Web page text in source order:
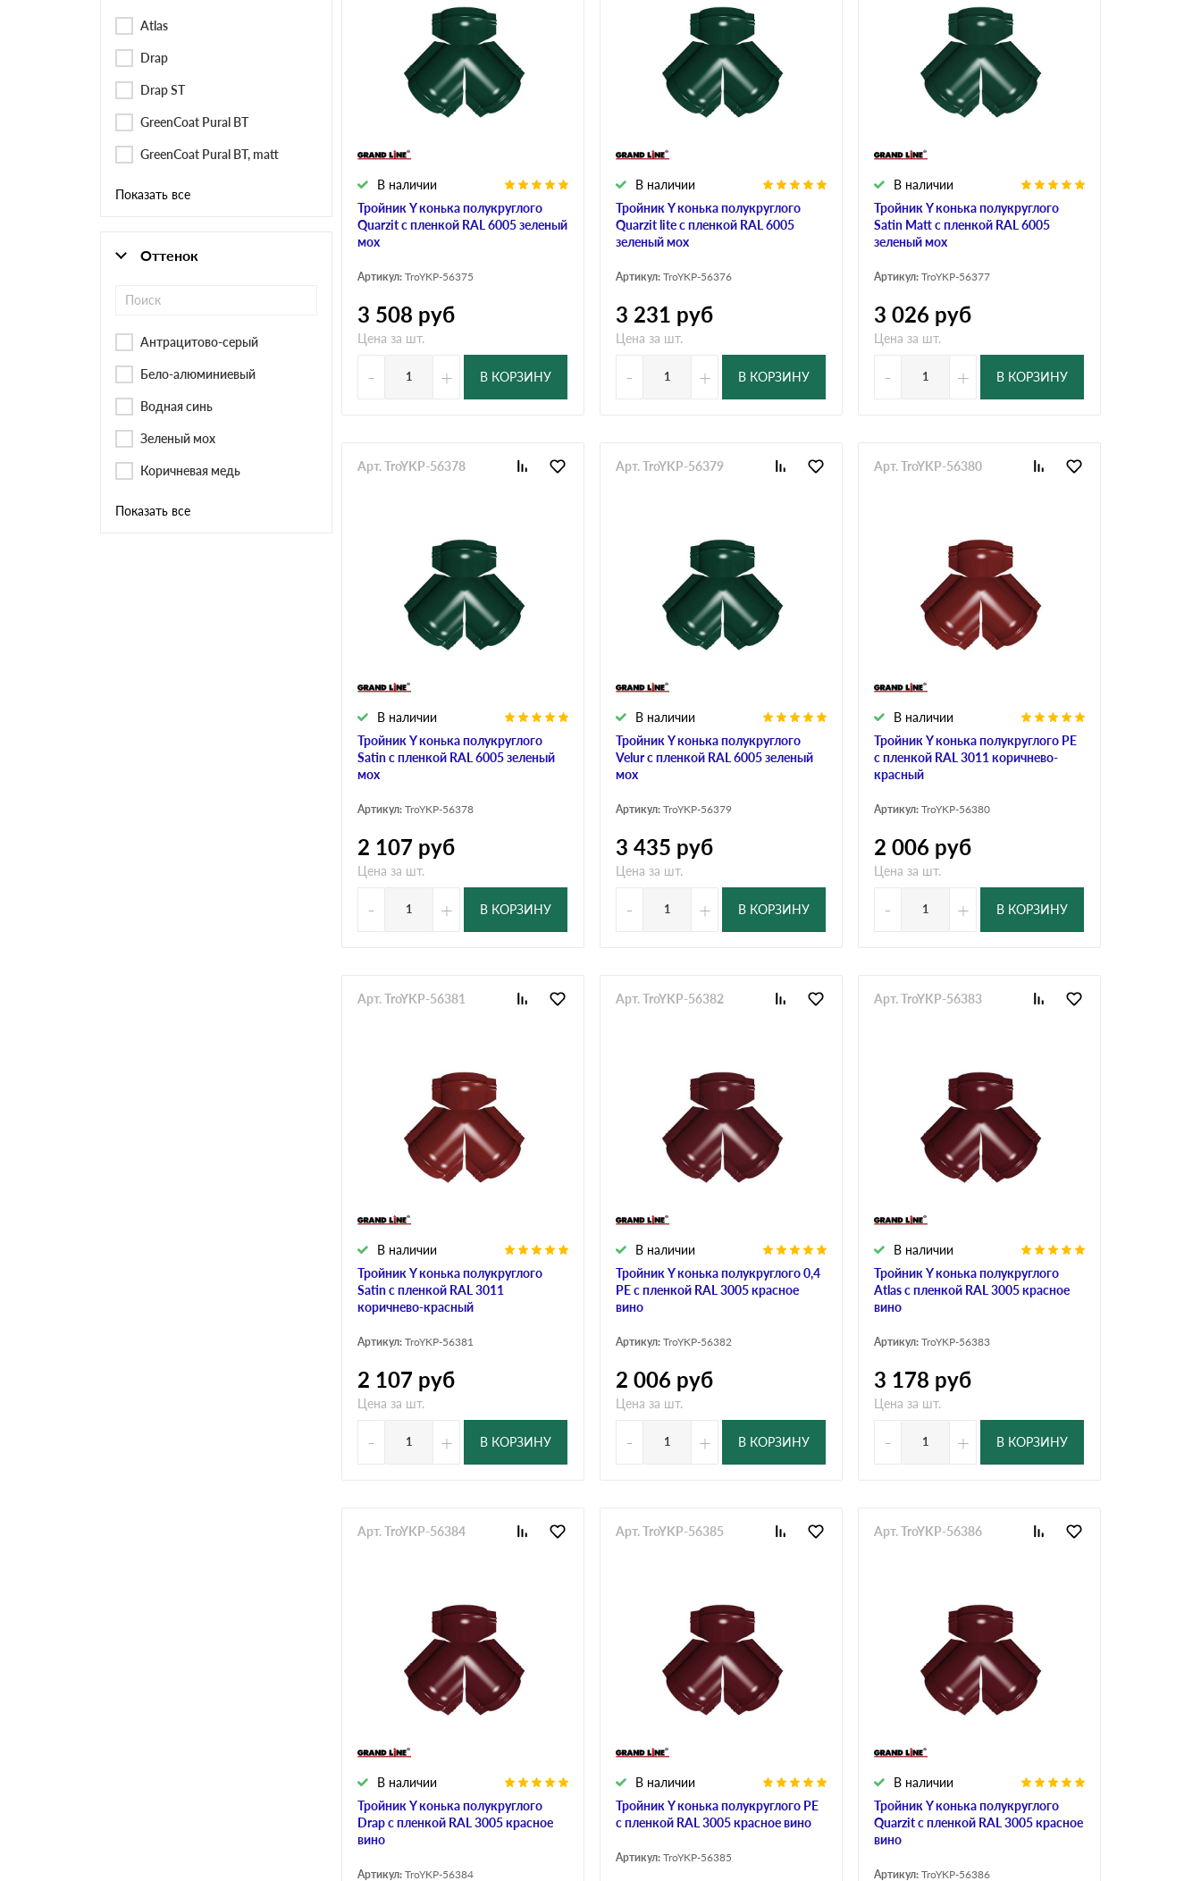
Atlas
Drap
Drap ST
GreenCoat Pural BT
GreenCoat Pural BT, matt
Показать все
Оттенок
Антрацитово-серый
Бело-алюминиевый
Водная синь
Зеленый мох
Коричневая медь
Показать все
Тройник Y конька полукруглого
Quarzit с пленкой RAL 6005 зеленый
мох
В наличии
Артикул: TroYKP-56375
3 508 руб
Цена за шт.
- + В КОРЗИНУ
Тройник Y конька полукруглого
Quarzit lite с пленкой RAL 6005
зеленый мох
В наличии
Артикул: TroYKP-56376
3 231 руб
Цена за шт.
- + В КОРЗИНУ
Тройник Y конька полукруглого
Satin Мatt с пленкой RAL 6005
зеленый мох
В наличии
Артикул: TroYKP-56377
3 026 руб
Цена за шт.
- + В КОРЗИНУ
Тройник Y конька полукруглого
Satin с пленкой RAL 6005 зеленый
мох
В наличии
Арт. TroYKP-56378
Артикул: TroYKP-56378
2 107 руб
Цена за шт.
- + В КОРЗИНУ
Тройник Y конька полукруглого
Velur с пленкой RAL 6005 зеленый
мох
В наличии
Арт. TroYKP-56379
Артикул: TroYKP-56379
3 435 руб
Цена за шт.
- + В КОРЗИНУ
Тройник Y конька полукруглого PE
с пленкой RAL 3011 коричнево-
красный
В наличии
Арт. TroYKP-56380
Артикул: TroYKP-56380
2 006 руб
Цена за шт.
- + В КОРЗИНУ
Тройник Y конька полукруглого
Satin с пленкой RAL 3011
коричнево-красный
В наличии
Арт. TroYKP-56381
Артикул: TroYKP-56381
2 107 руб
Цена за шт.
- + В КОРЗИНУ
Тройник Y конька полукруглого 0,4
PE с пленкой RAL 3005 красное
вино
В наличии
Арт. TroYKP-56382
Артикул: TroYKP-56382
2 006 руб
Цена за шт.
- + В КОРЗИНУ
Тройник Y конька полукруглого
Atlas с пленкой RAL 3005 красное
вино
В наличии
Арт. TroYKP-56383
Артикул: TroYKP-56383
3 178 руб
Цена за шт.
- + В КОРЗИНУ
Тройник Y конька полукруглого
Drap с пленкой RAL 3005 красное
вино
В наличии
Арт. TroYKP-56384
Артикул: TroYKP-56384
Тройник Y конька полукруглого PE
с пленкой RAL 3005 красное вино
В наличии
Арт. TroYKP-56385
Артикул: TroYKP-56385
Тройник Y конька полукруглого
Quarzit с пленкой RAL 3005 красное
вино
В наличии
Арт. TroYKP-56386
Артикул: TroYKP-56386